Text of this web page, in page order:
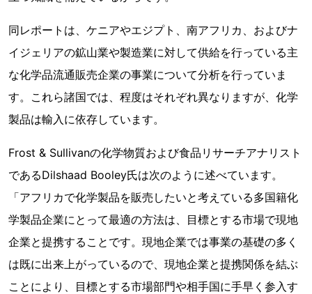
同レポートは、ケニアやエジプト、南アフリカ、およびナ
イジェリアの鉱山業や製造業に対して供給を行っている主
な化学品流通販売企業の事業について分析を行っていま
す。これら諸国では、程度はそれぞれ異なりますが、化学
製品は輸入に依存しています。
Frost & Sullivanの化学物質および食品リサーチアナリスト
であるDilshaad Booley氏は次のように述べています。
「アフリカで化学製品を販売したいと考えている多国籍化
学製品企業にとって最適の方法は、目標とする市場で現地
企業と提携することです。現地企業では事業の基礎の多く
は既に出来上がっているので、現地企業と提携関係を結ぶ
ことにより、目標とする市場部門や相手国に手早く参入す